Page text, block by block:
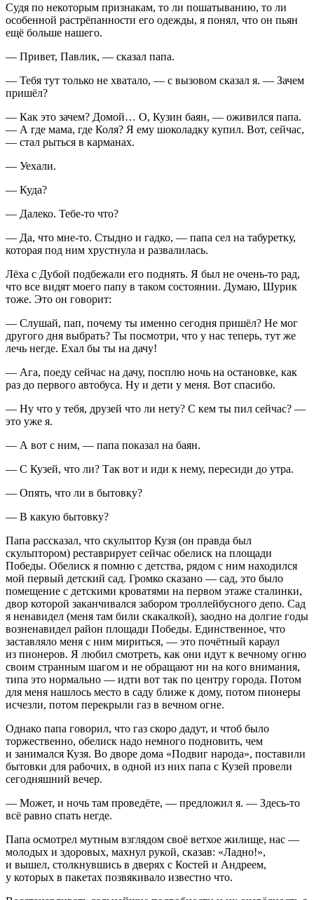
Судя по некоторым признакам, то ли пошатыванию, то ли
особенной растрёпанности его одежды, я понял, что он пьян
ещё больше нашего.
― Привет, Павлик, ― сказал папа.
― Тебя тут только не хватало, ― с вызовом сказал я. ― Зачем
пришёл?
― Как это зачем? Домой… О, Кузин баян, ― оживился папа.
― А где мама, где Коля? Я ему шоколадку купил. Вот, сейчас,
― стал рыться в карманах.
― Уехали.
― Куда?
― Далеко. Тебе-то что?
― Да, что мне-то. Стыдно и гадко, ― папа сел на табуретку,
которая под ним хрустнула и развалилась.
Лёха с Дубой подбежали его поднять. Я был не очень-то рад,
что все видят моего папу в таком состоянии. Думаю, Шурик
тоже. Это он говорит:
― Слушай, пап, почему ты именно сегодня пришёл? Не мог
другого дня выбрать? Ты посмотри, что у нас теперь, тут же
лечь негде. Ехал бы ты на дачу!
― Ага, поеду сейчас на дачу, посплю ночь на остановке, как
раз до первого автобуса. Ну и дети у меня. Вот спасибо.
― Ну что у тебя, друзей что ли нету? С кем ты пил сейчас? ―
это уже я.
― А вот с ним, ― папа показал на баян.
― С Кузей, что ли? Так вот и иди к нему, пересиди до утра.
― Опять, что ли в бытовку?
― В какую бытовку?
Папа рассказал, что скульптор Кузя (он правда был
скульптором) реставрирует сейчас обелиск на площади
Победы. Обелиск я помню с детства, рядом с ним находился
мой первый детский сад. Громко сказано ― сад, это было
помещение с детскими кроватями на первом этаже сталинки,
двор которой заканчивался забором троллейбусного депо. Сад
я ненавидел (меня там били скакалкой), заодно на долгие годы
возненавидел район площади Победы. Единственное, что
заставляло меня с ним мириться, ― это почётный караул
из пионеров. Я любил смотреть, как они идут к вечному огню
своим странным шагом и не обращают ни на кого внимания,
типа это нормально ― идти вот так по центру города. Потом
для меня нашлось место в саду ближе к дому, потом пионеры
исчезли, потом перекрыли газ в вечном огне.
Однако папа говорил, что газ скоро дадут, и чтоб было
торжественно, обелиск надо немного подновить, чем
и занимался Кузя. Во дворе дома «Подвиг народа», поставили
бытовки для рабочих, в одной из них папа с Кузей провели
сегодняшний вечер.
― Может, и ночь там проведёте, ― предложил я. ― Здесь-то
всё равно спать негде.
Папа осмотрел мутным взглядом своё ветхое жилище, нас ―
молодых и здоровых, махнул рукой, сказав: «Ладно!»,
и вышел, столкнувшись в дверях с Костей и Андреем,
у которых в пакетах позвякивало известно что.